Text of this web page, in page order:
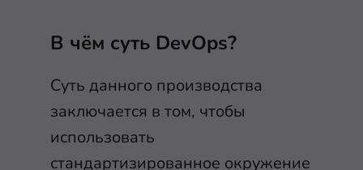
В чём суть DevOps?
Суть данного производства
заключается в том, чтобы
использовать
стандартизированное окружение